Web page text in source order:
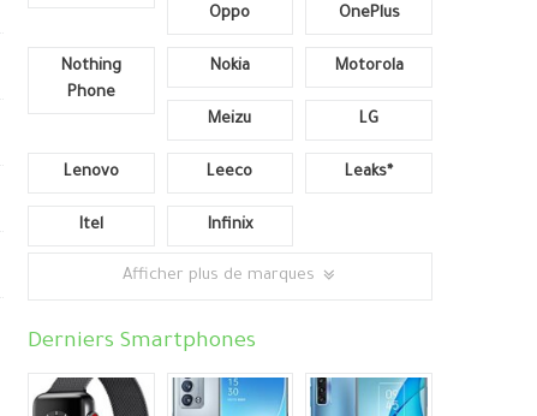
Oppo OnePlus
Nothing
Phone
Nokia Motorola
Meizu LG
Lenovo Leeco Leaks*
Itel Infinix
Afficher plus de marques
Derniers Smartphones